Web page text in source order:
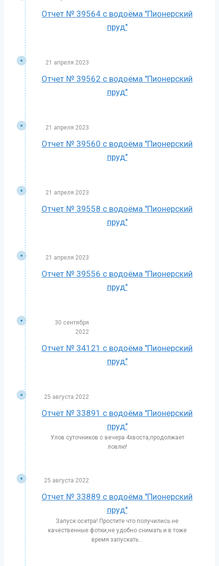
Отчет № 39564 с водоёма "Пионерский
пруд"
21 апреля 2023
Отчет № 39562 с водоёма "Пионерский
пруд"
21 апреля 2023
Отчет № 39560 с водоёма "Пионерский
пруд"
21 апреля 2023
Отчет № 39558 с водоёма "Пионерский
пруд"
21 апреля 2023
Отчет № 39556 с водоёма "Пионерский
пруд"
30 сентября
2022
Отчет № 34121 с водоёма "Пионерский
пруд"
25 августа 2022
Отчет № 33891 с водоёма "Пионерский
пруд"
Улов суточников с вечера 4хвоста,продолжает
ловлю!
25 августа 2022
Отчет № 33889 с водоёма "Пионерский
пруд"
Запуск осетра! Простите что получились не
качественные фотки,не удобно снимать и в тоже
время запускать...